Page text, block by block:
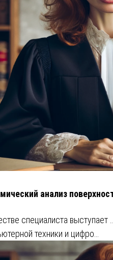
анализ
специалиста
техники и цифро…